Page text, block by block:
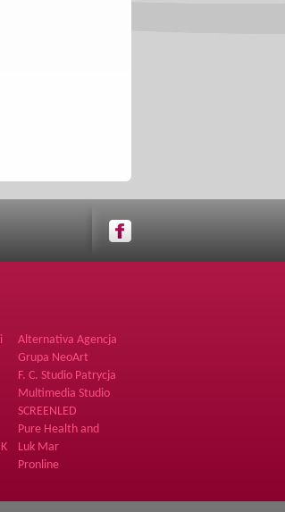
Alternativa Agencja
Hostess
Grupa NeoArt
F. C. Studio Patrycja
Bogdanowicz
Multimedia Studio
SCREENLED
Pure Health and
Fitness
Luk Mar
Pronline